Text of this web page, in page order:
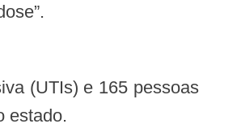
estado.